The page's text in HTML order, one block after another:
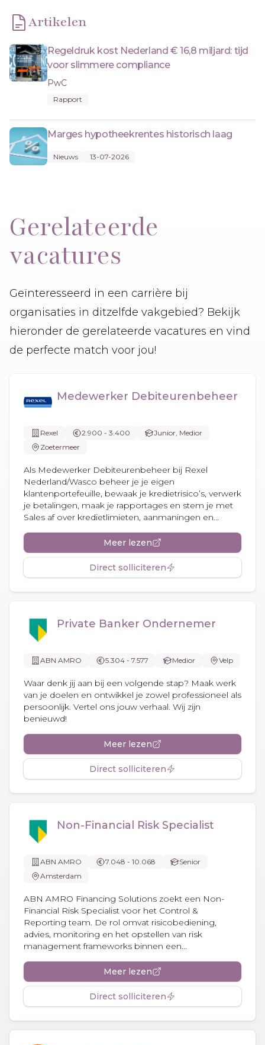
Artikelen
Regeldruk kost Nederland € 16,8 miljard: tijd
voor slimmere compliance
PwC
Rapport
Marges hypotheekrentes historisch laag
Nieuws 13-07-2026
Gerelateerde
vacatures
Geïnteresseerd in een carrière bij
organisaties in ditzelfde vakgebied? Bekijk
hieronder de gerelateerde vacatures en vind
de perfecte match voor jou!
Medewerker Debiteurenbeheer
Rexel 2.900 - 3.400
Junior, Medior
Zoetermeer
Als Medewerker Debiteurenbeheer bij Rexel
Nederland/Wasco beheer je je eigen
klantenportefeuille, bewaak je kredietrisico’s, verwerk
je betalingen, maak je rapportages en stem je met
Sales af over kredietlimieten, aanmaningen en...
Meer lezen
Direct solliciteren
Private Banker Ondernemer
ABN AMRO 5.304 - 7.577 Medior Velp
Waar denk jij aan bij een volgende stap? Maak werk
van je doelen en ontwikkel je zowel professioneel als
persoonlijk. Vertel ons jouw verhaal. Wij zijn
benieuwd!
Meer lezen
Direct solliciteren
Non-Financial Risk Specialist
ABN AMRO 7.048 - 10.068
Senior
Amsterdam
ABN AMRO Financing Solutions zoekt een Non-
Financial Risk Specialist voor het Control &
Reporting team. De rol omvat risicobediening,
advies, monitoring en het opstellen van risk
management frameworks binnen een...
Meer lezen
Direct solliciteren